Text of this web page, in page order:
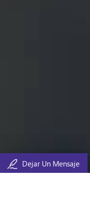
Dejar Un Mensaje